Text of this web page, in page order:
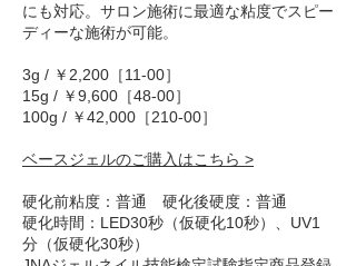
にも対応。サロン施術に最適な粘度でスピー
ディーな施術が可能。
3g / ￥2,200［11-00］
15g / ￥9,600［48-00］
100g / ￥42,000［210-00］
ベースジェルのご購入はこちら >
硬化前粘度：普通 硬化後硬度：普通
硬化時間：LED30秒（仮硬化10秒）、UV1
分（仮硬化30秒）